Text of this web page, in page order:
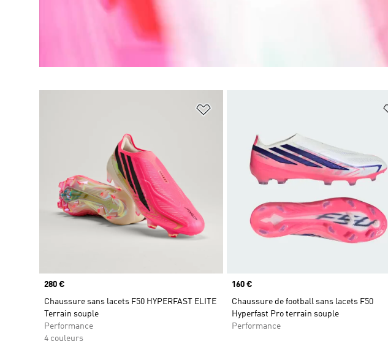
Prix
280 €
Chaussure sans lacets F50 HYPERFAST ELITE
Terrain souple
Performance
4 couleurs
Prix
160 €
Chaussure de football sans lacets F50
Hyperfast Pro terrain souple
Performance